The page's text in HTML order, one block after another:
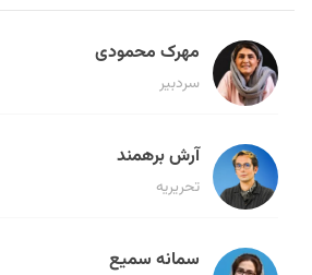
مهرک محمودی
سردبیر
آرش برهمند
تحریریه
سمانه سمیع